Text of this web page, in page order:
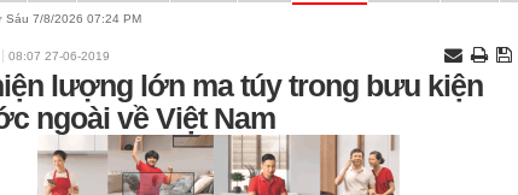
Sáu 7/8/2026 07:24 PM
08:07 27-06-2019
lượng lớn ma túy trong bưu kiện
ngoài về Việt Nam